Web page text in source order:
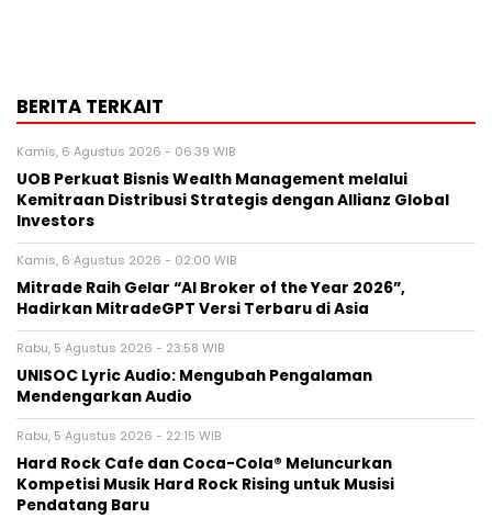
BERITA TERKAIT
Kamis, 6 Agustus 2026 - 06:39 WIB
UOB Perkuat Bisnis Wealth Management melalui
Kemitraan Distribusi Strategis dengan Allianz Global
Investors
Kamis, 6 Agustus 2026 - 02:00 WIB
Mitrade Raih Gelar “AI Broker of the Year 2026”,
Hadirkan MitradeGPT Versi Terbaru di Asia
Rabu, 5 Agustus 2026 - 23:58 WIB
UNISOC Lyric Audio: Mengubah Pengalaman
Mendengarkan Audio
Rabu, 5 Agustus 2026 - 22:15 WIB
Hard Rock Cafe dan Coca-Cola® Meluncurkan
Kompetisi Musik Hard Rock Rising untuk Musisi
Pendatang Baru